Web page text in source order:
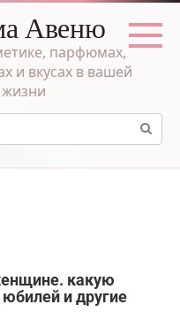
Авеню
парфюмах,
и вкусах в вашей
жизни
какую
юбилей и другие